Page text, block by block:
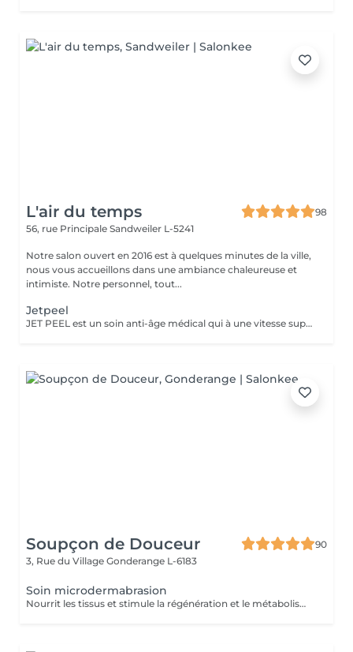
L'air du temps
98
56, rue Principale Sandweiler L-5241
Notre salon ouvert en 2016 est à quelques minutes de la ville,
nous vous accueillons dans une ambiance chaleureuse et
intimiste. Notre personnel, tout...
Jetpeel
JET PEEL est un soin anti-âge médical qui à une vitesse supersonique et sans contact avec la peau fera pénétrer des principes actifs ciblés dans les couches profondes de la peau. Comblement, volumisation, hydratation profonde, oxygénation des tissus, atténuation de plis, rides Dès une séance on voit le résultat. RECOMMANDE EN CURE POUR UN RESULTAT OPTIMAL
Soupçon de Douceur
90
3, Rue du Village Gonderange L-6183
Soin microdermabrasion
Nourrit les tissus et stimule la régénération et le métabolisme cellulaire